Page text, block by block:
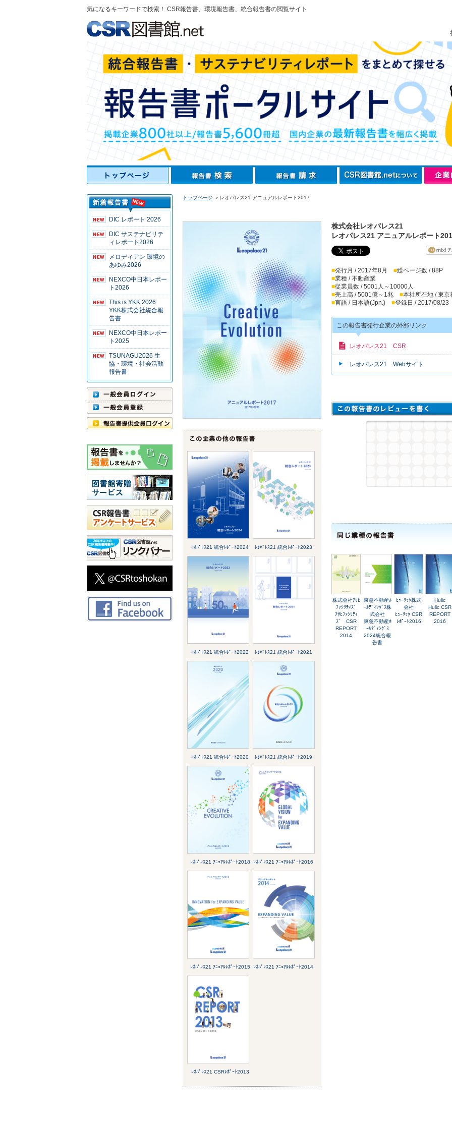
気になるキーワードで検索！ CSR報告書、環境報告書、統合報告書の閲覧サイト
DIC レポート 2026
DIC サステナビリテ
ィレポート2026
メロディアン 環境の
あゆみ2026
NEXCO中日本レポー
ト2026
This is YKK 2026
YKK株式会社統合報
告書
NEXCO中日本レポー
ト2025
TSUNAGU2026 生
協・環境・社会活動
報告書
トップページ ＞レオパレス21 アニュアルレポート2017
ﾚｵﾊﾟﾚｽ21 統合ﾚﾎﾟｰﾄ2024 ﾚｵﾊﾟﾚｽ21 統合ﾚﾎﾟｰﾄ2023
ﾚｵﾊﾟﾚｽ21 統合ﾚﾎﾟｰﾄ2022 ﾚｵﾊﾟﾚｽ21 統合ﾚﾎﾟｰﾄ2021
ﾚｵﾊﾟﾚｽ21 統合ﾚﾎﾟｰﾄ2020 ﾚｵﾊﾟﾚｽ21 統合ﾚﾎﾟｰﾄ2019
ﾚｵﾊﾟﾚｽ21 ｱﾆｭｱﾙﾚﾎﾟｰﾄ2018 ﾚｵﾊﾟﾚｽ21 ｱﾆｭｱﾙﾚﾎﾟｰﾄ2016
ﾚｵﾊﾟﾚｽ21 ｱﾆｭｱﾙﾚﾎﾟｰﾄ2015 ﾚｵﾊﾟﾚｽ21 ｱﾆｭｱﾙﾚﾎﾟｰﾄ2014
ﾚｵﾊﾟﾚｽ21 CSRﾚﾎﾟｰﾄ2013
株式会社レオパレス21
レオパレス21 アニュアルレポート
■発行月 / 2017年8月 ■総ページ数 / 88P
■業種 / 不動産業
■従業員数 / 5001人～10000人
■売上高 / 5001億～1兆 ■本社所在地 / 東京
■言語 / 日本語(Jpn.) ■登録日 / 2017/08/23
この報告書発行企業の外部リンク
レオパレス21 CSR
レオパレス21 Webサイト
株式会社ｱｻﾋ
ﾌｧｼﾘﾃｨｽﾞ
ｱｻﾋﾌｧｼﾘﾃｨ
ｽﾞ CSR
REPORT
2014
東急不動産ﾎ
ｰﾙﾃﾞｨﾝｸﾞｽ株
式会社
東急不動産ﾎ
ｰﾙﾃﾞｨﾝｸﾞｽ
2024統合報
告書
ﾋｭｰﾘｯｸ株式
会社
ﾋｭｰﾘｯｸ CSR
ﾚﾎﾟｰﾄ2016
Hulic
Hulic CSR
REPORT
2016